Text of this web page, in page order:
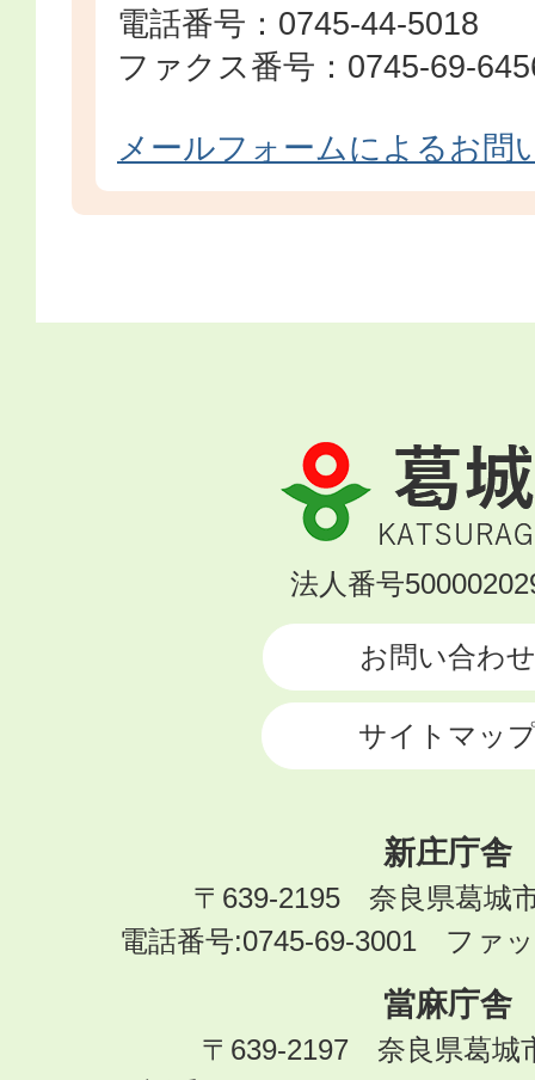
電話番号：0745-44-5018
ファクス番号：0745-69-
メールフォームによるお問
葛
城
市
KATSURAGI
法人番号
お問い合わせ
サイトマッ
新庄庁舎
〒639-2195 奈良県葛城
電話番号:0745-69-3001 ファ
當麻庁舎
〒639-2197 奈良県葛城